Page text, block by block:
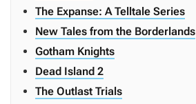
The Expanse: A Telltale Series
New Tales from the Borderlands
Gotham Knights
Dead Island 2
The Outlast Trials